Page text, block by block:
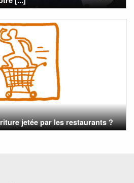
jetée par les restaurants ?